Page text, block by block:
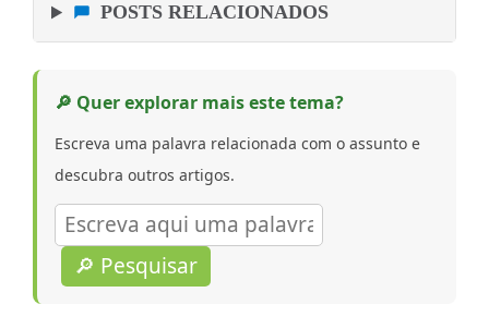
POSTS RELACIONADOS
🔎 Quer explorar mais este tema?
Escreva uma palavra relacionada com o assunto e
descubra outros artigos.
🔎 Pesquisar